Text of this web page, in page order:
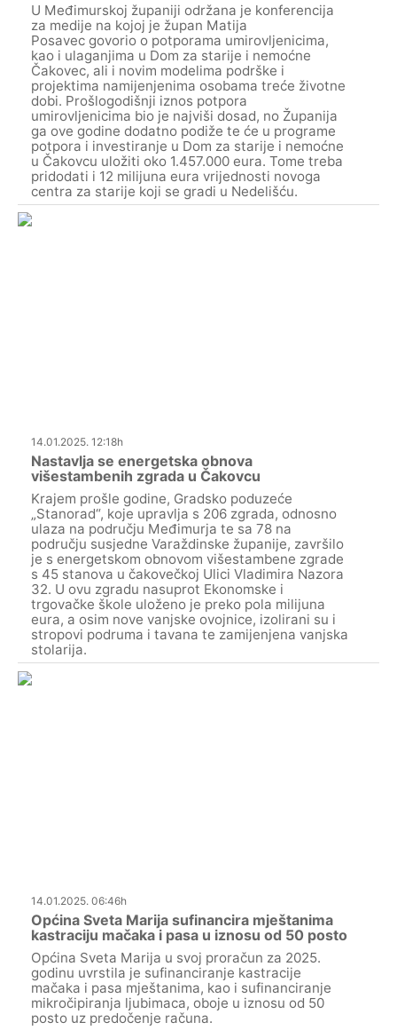
U Međimurskoj županiji održana je konferencija
za medije na kojoj je župan Matija
Posavec govorio o potporama umirovljenicima,
kao i ulaganjima u Dom za starije i nemoćne
Čakovec, ali i novim modelima podrške i
projektima namijenjenima osobama treće životne
dobi. Prošlogodišnji iznos potpora
umirovljenicima bio je najviši dosad, no Županija
ga ove godine dodatno podiže te će u programe
potpora i investiranje u Dom za starije i nemoćne
u Čakovcu uložiti oko 1.457.000 eura. Tome treba
pridodati i 12 milijuna eura vrijednosti novoga
centra za starije koji se gradi u Nedelišću.
14.01.2025. 12:18h
Nastavlja se energetska obnova
višestambenih zgrada u Čakovcu
Krajem prošle godine, Gradsko poduzeće
„Stanorad“, koje upravlja s 206 zgrada, odnosno
ulaza na području Međimurja te sa 78 na
području susjedne Varaždinske županije, završilo
je s energetskom obnovom višestambene zgrade
s 45 stanova u čakovečkoj Ulici Vladimira Nazora
32. U ovu zgradu nasuprot Ekonomske i
trgovačke škole uloženo je preko pola milijuna
eura, a osim nove vanjske ovojnice, izolirani su i
stropovi podruma i tavana te zamijenjena vanjska
stolarija.
14.01.2025. 06:46h
Općina Sveta Marija sufinancira mještanima
kastraciju mačaka i pasa u iznosu od 50 posto
Općina Sveta Marija u svoj proračun za 2025.
godinu uvrstila je sufinanciranje kastracije
mačaka i pasa mještanima, kao i sufinanciranje
mikročipiranja ljubimaca, oboje u iznosu od 50
posto uz predočenje računa.